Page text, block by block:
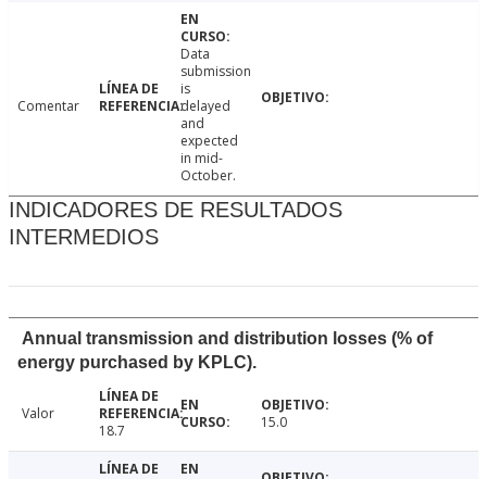
Comentar
Data
submission
is
delayed
and
expected
in mid-
October.
INDICADORES DE RESULTADOS
INTERMEDIOS
Annual transmission and distribution losses (% of
energy purchased by KPLC).
Valor
18.7
15.0